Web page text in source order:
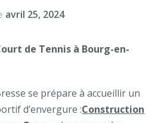
avril 25, 2024
de Tennis à Bourg-en-
se prépare à accueillir un
d’envergure :Construction